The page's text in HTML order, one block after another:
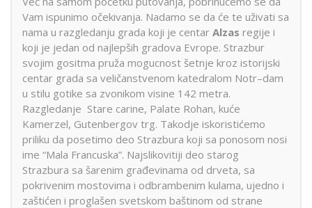
Vam ispunimo očekivanja. Nadamo se da će te uživati sa
nama u razgledanju grada koji je centar Alzas regije i
koji je jedan od najlepših gradova Evrope. Strazbur
svojim gositma pruža mogucnost šetnje kroz istorijski
centar grada sa veličanstvenom katedralom Notr–dam
u stilu gotike sa zvonikom visine 142 metra.
Razgledanje Stare carine, Palate Rohan, kuće
Kamerzel, Gutenbergov trg. Takodje iskoristićemo
priliku da posetimo deo Strazbura koji sa ponosom nosi
ime “Mala Francuska”. Najslikovitiji deo starog
Strazbura sa šarenim građevinama od drveta, sa
pokrivenim mostovima i odbrambenim kulama, ujedno i
zaštićen i proglašen svetskom baštinom od strane